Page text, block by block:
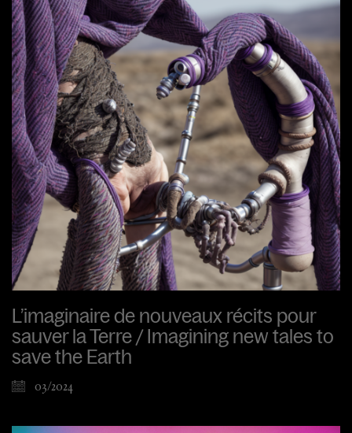
L’imaginaire de nouveaux récits pour
sauver la Terre / Imagining new tales to
save the Earth
03/2024